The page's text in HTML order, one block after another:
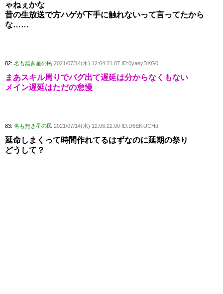
ゃねぇかな
昔の生放送で方ハゲが下手に触れないって言ってたから
な……
82: 名も無き星の民 2021/07/14(水) 12:04:21.87 ID:0yaeyDXG0
まあスキル周りでバグ出て遅延は分からなくもない
メイン遅延はただの怠慢
83: 名も無き星の民 2021/07/14(水) 12:06:22.00 ID:D6EKiUCHd
延命しまくって時間作れてるはずなのに延期の祭り
どうして？